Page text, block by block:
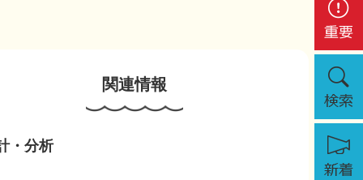
関連情報
・分析